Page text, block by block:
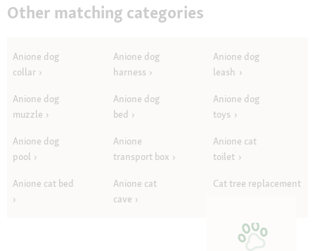
Other matching categories
Anione dog
collar
Anione dog
harness
Anione dog
leash
Anione dog
muzzle
Anione dog
bed
Anione dog
toys
Anione dog
pool
Anione
transport box
Anione cat
toilet
Anione cat bed
Anione cat
cave
Cat tree replacement